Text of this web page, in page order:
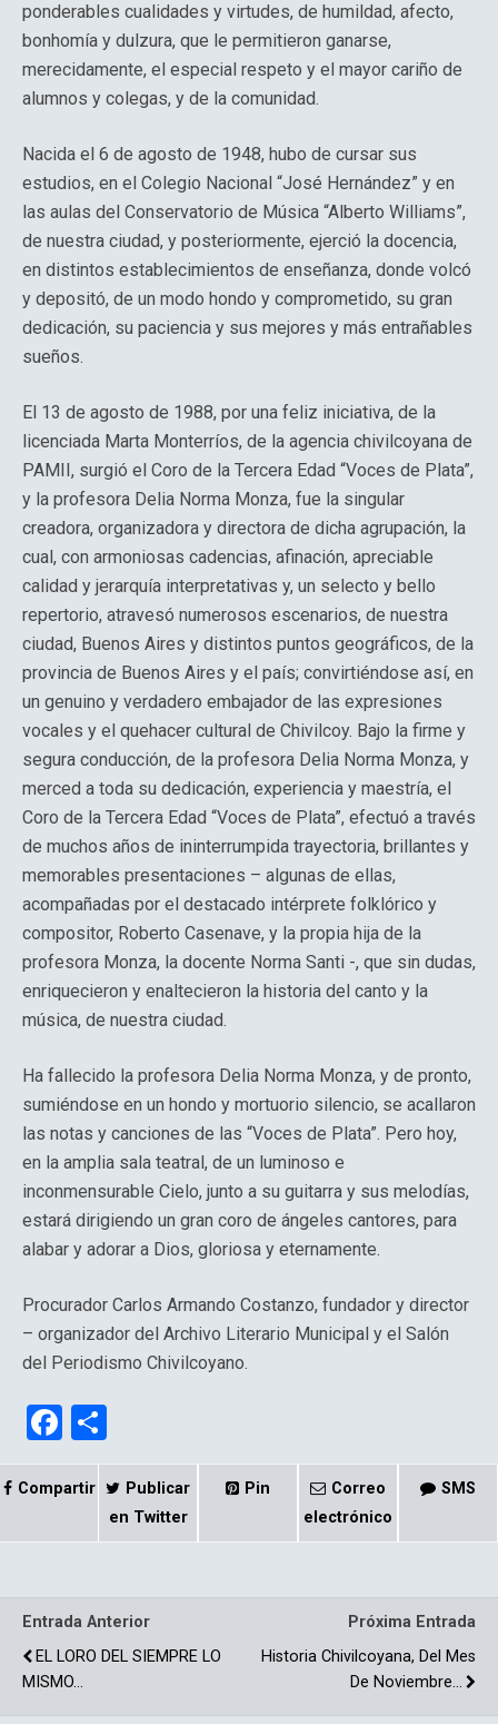
ponderables cualidades y virtudes, de humildad, afecto,
bonhomía y dulzura, que le permitieron ganarse,
merecidamente, el especial respeto y el mayor cariño de
alumnos y colegas, y de la comunidad.
Nacida el 6 de agosto de 1948, hubo de cursar sus
estudios, en el Colegio Nacional “José Hernández” y en
las aulas del Conservatorio de Música “Alberto Williams”,
de nuestra ciudad, y posteriormente, ejerció la docencia,
en distintos establecimientos de enseñanza, donde volcó
y depositó, de un modo hondo y comprometido, su gran
dedicación, su paciencia y sus mejores y más entrañables
sueños.
El 13 de agosto de 1988, por una feliz iniciativa, de la
licenciada Marta Monterríos, de la agencia chivilcoyana de
PAMII, surgió el Coro de la Tercera Edad “Voces de Plata”,
y la profesora Delia Norma Monza, fue la singular
creadora, organizadora y directora de dicha agrupación, la
cual, con armoniosas cadencias, afinación, apreciable
calidad y jerarquía interpretativas y, un selecto y bello
repertorio, atravesó numerosos escenarios, de nuestra
ciudad, Buenos Aires y distintos puntos geográficos, de la
provincia de Buenos Aires y el país; convirtiéndose así, en
un genuino y verdadero embajador de las expresiones
vocales y el quehacer cultural de Chivilcoy. Bajo la firme y
segura conducción, de la profesora Delia Norma Monza, y
merced a toda su dedicación, experiencia y maestría, el
Coro de la Tercera Edad “Voces de Plata”, efectuó a través
de muchos años de ininterrumpida trayectoria, brillantes y
memorables presentaciones – algunas de ellas,
acompañadas por el destacado intérprete folklórico y
compositor, Roberto Casenave, y la propia hija de la
profesora Monza, la docente Norma Santi -, que sin dudas,
enriquecieron y enaltecieron la historia del canto y la
música, de nuestra ciudad.
Ha fallecido la profesora Delia Norma Monza, y de pronto,
sumiéndose en un hondo y mortuorio silencio, se acallaron
las notas y canciones de las “Voces de Plata”. Pero hoy,
en la amplia sala teatral, de un luminoso e
inconmensurable Cielo, junto a su guitarra y sus melodías,
estará dirigiendo un gran coro de ángeles cantores, para
alabar y adorar a Dios, gloriosa y eternamente.
Procurador Carlos Armando Costanzo, fundador y director
– organizador del Archivo Literario Municipal y el Salón
del Periodismo Chivilcoyano.
F
a
ce
k
o
m
p
Compartir
Publicar
en Twitter
Pin
Correo
electrónico
SMS
Entrada Anterior
EL LORO DEL SIEMPRE LO
MISMO…
Próxima Entrada
Historia Chivilcoyana, Del Mes
De Noviembre…